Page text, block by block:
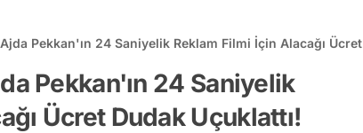
Pekkan'ın 24 Saniyelik Reklam Filmi İçin Alacağı Ücret
Pekkan'ın 24 Saniyelik
Ücret Dudak Uçuklattı!